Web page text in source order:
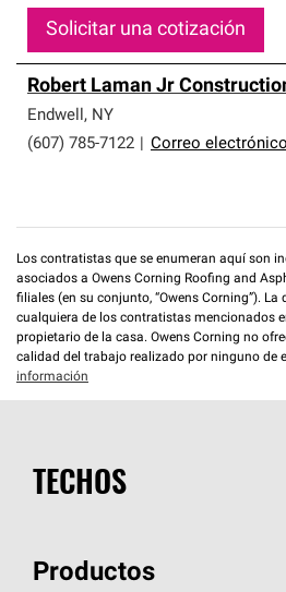
Solicitar una cotización
Robert Laman Jr
Endwell, NY
(607) 785-7122
Correo electrónico
Los contratistas que se enumeran aquí son
asociados a Owens Corning Roofing and
filiales (en su conjunto, “Owens Corning”).
cualquiera de los contratistas mencionados
propietario de la casa. Owens Corning no
calidad del trabajo realizado por ninguno de
información
TECHOS
Productos